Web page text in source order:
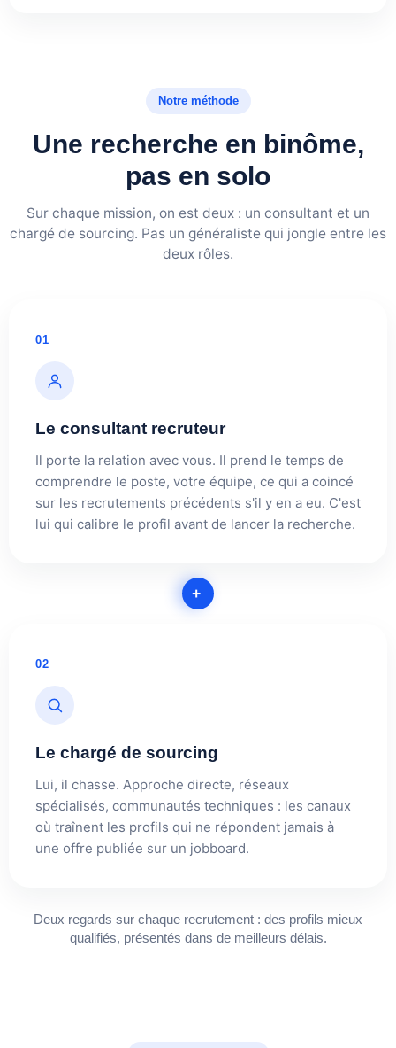
Notre méthode
Une recherche en binôme,
pas en solo
Sur chaque mission, on est deux : un consultant et un
chargé de sourcing. Pas un généraliste qui jongle entre les
deux rôles.
01
Le consultant recruteur
Il porte la relation avec vous. Il prend le temps de
comprendre le poste, votre équipe, ce qui a coincé
sur les recrutements précédents s'il y en a eu. C'est
lui qui calibre le profil avant de lancer la recherche.
+
02
Le chargé de sourcing
Lui, il chasse. Approche directe, réseaux
spécialisés, communautés techniques : les canaux
où traînent les profils qui ne répondent jamais à
une offre publiée sur un jobboard.
Deux regards sur chaque recrutement : des profils mieux
qualifiés, présentés dans de meilleurs délais.